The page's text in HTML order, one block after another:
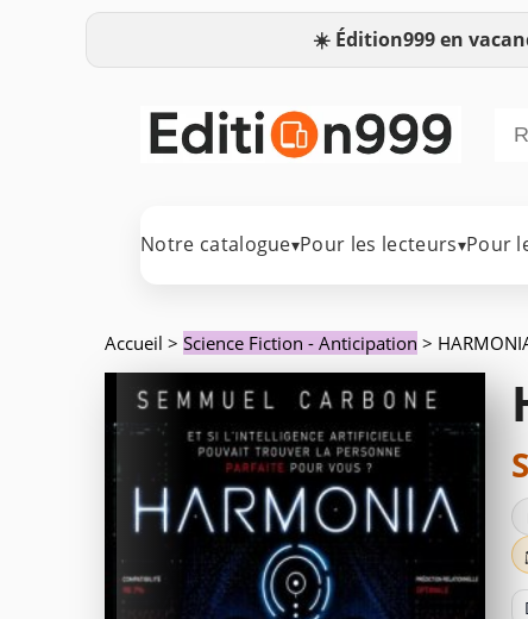
☀️ Édition999 en
Notre catalogue▾Pour les lecteurs▾Pour
Accueil > Science Fiction - Anticipation >